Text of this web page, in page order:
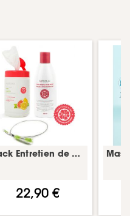
Pack Entretien de votre équipement PPC – Agrumes – kit nettoyage PPC/CPAP
22,90 €